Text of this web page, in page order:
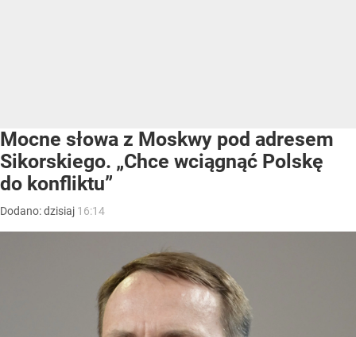
Mocne słowa z Moskwy pod adresem
Sikorskiego. „Chce wciągnąć Polskę
do konfliktu”
Dodano:dzisiaj 16:14